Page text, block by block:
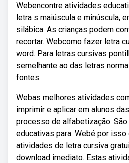
Webencontre atividades
letra s maiúscula e minúscula,
silábica. As crianças podem
recortar. Webcomo fazer letra
word. Para letras cursivas
semelhante ao das letras
fontes.
Webas melhores atividades
imprimir e aplicar em alunos
processo de alfabetização.
educativas para. Webé por
atividades de letra cursiva
download imediato. Estas